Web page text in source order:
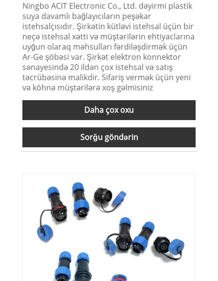
Ningbo ACIT Electronic Co., Ltd. dəyirmi plastik
suya davamlı bağlayıcıların peşəkar
istehsalçısıdır. Şirkətin kütləvi istehsal üçün bir
neçə istehsal xətti və müştərilərin ehtiyaclarına
uyğun olaraq məhsulları fərdiləşdirmək üçün
Ar-Ge şöbəsi var. Şirkət elektron konnektor
sənayesində 20 ildən çox istehsal və satış
təcrübəsinə malikdir. Sifariş vermək üçün yeni
və köhnə müştərilərə xoş gəlmisiniz
Daha çox oxu
Sorğu göndərin